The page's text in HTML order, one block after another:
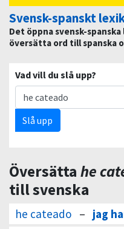
Svensk-spanskt
Det öppna svensk-
översätta ord till spanska
Vad vill du slå upp?
Slå upp
Översätta he
till svenska
he cateado – jag